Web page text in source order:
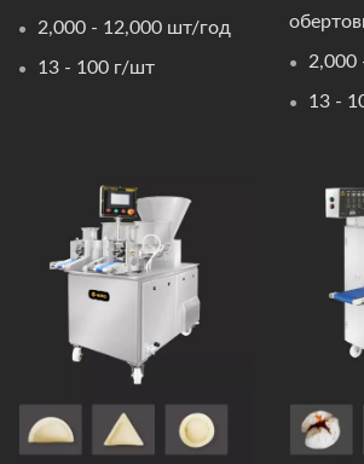
2,000 - 12,000 шт/год
13 - 100 г/шт 2,000
13 -